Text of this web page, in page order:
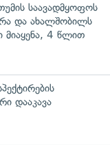
საავადმყოფოს
და ახალშობილს
მიაყენა, 4 წლით
დააკავა